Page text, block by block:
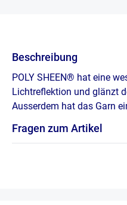
Beschreibung
POLY SHEEN® hat eine
Lichtreflektion und glänzt
Ausserdem hat das Garn
Fragen zum Artikel